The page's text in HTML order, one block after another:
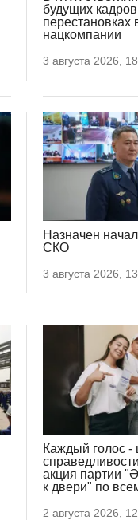
будущих
перестановках
нацкомпании
3 августа 2026,
Назначен
СКО
3 августа 2026,
Каждый голос -
акция партии
к двери" по
2 августа 2026,